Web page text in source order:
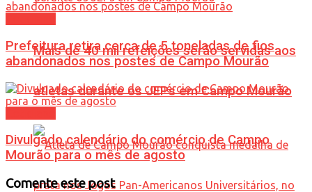
Mais de 40 mil refeições serão servidas aos
atletas durante os JEPs em Campo Mourão
Prefeitura retira cerca de 5 toneladas de fios
abandonados nos postes de Campo Mourão
Divulgado calendário do comércio de Campo
Mourão para o mês de agosto
Comente este post